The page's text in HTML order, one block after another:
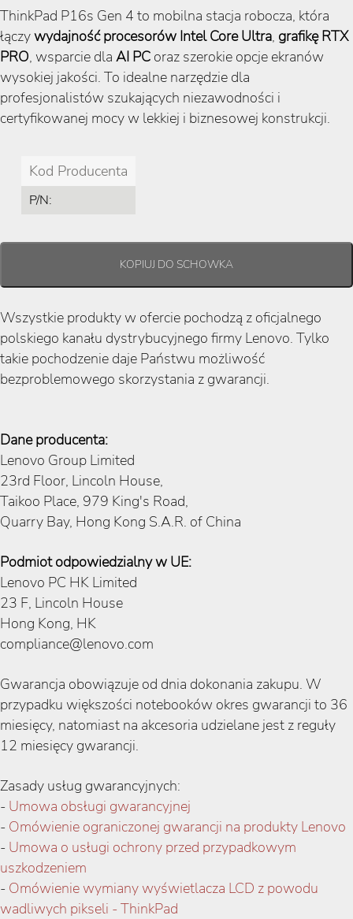
ThinkPad P16s Gen 4 to mobilna stacja robocza, która
łączywydajność procesorów Intel Core Ultra, grafikę RTX
PRO, wsparcie dla AI PC oraz szerokie opcje ekranów
wysokiej jakości. To idealne narzędzie dla
profesjonalistów szukających niezawodności i
certyfikowanej mocy w lekkiej i biznesowej konstrukcji.
Kod Producenta
P/N:
Wszystkie produkty w ofercie pochodzą z oficjalnego
polskiego kanału dystrybucyjnego firmy Lenovo. Tylko
takie pochodzenie daje Państwu możliwość
bezproblemowego skorzystania z gwarancji.
Dane producenta:
Lenovo Group Limited
23rd Floor, Lincoln House,
Taikoo Place, 979 King's Road,
Quarry Bay, Hong Kong S.A.R. of China
Podmiot odpowiedzialny w UE:
Lenovo PC HK Limited
23 F, Lincoln House
Hong Kong, HK
compliance@lenovo.com
Gwarancja obowiązuje od dnia dokonania zakupu. W
przypadku większości notebooków okres gwarancji to 36
miesięcy, natomiast na akcesoria udzielane jest z reguły
12 miesięcy gwarancji.
Zasady usług gwarancyjnych:
- Umowa obsługi gwarancyjnej
- Omówienie ograniczonej gwarancji na produkty Lenovo
- Umowa o usługi ochrony przed przypadkowym
uszkodzeniem
- Omówienie wymiany wyświetlacza LCD z powodu
wadliwych pikseli - ThinkPad